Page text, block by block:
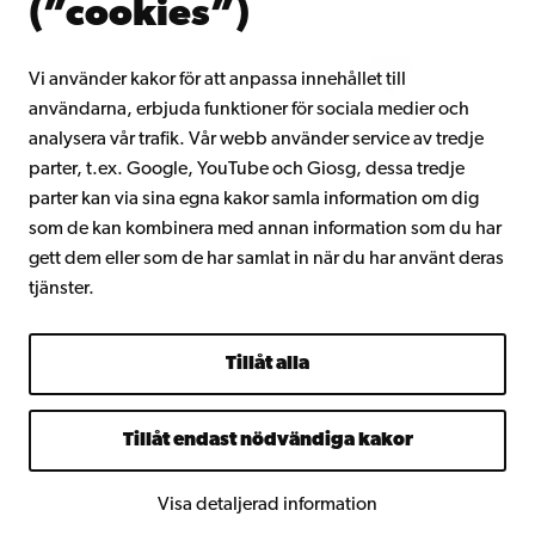
(”cookies”)
Vi använder kakor för att anpassa innehållet till
användarna, erbjuda funktioner för sociala medier och
analysera vår trafik. Vår webb använder service av tredje
parter, t.ex. Google, YouTube och Giosg, dessa tredje
parter kan via sina egna kakor samla information om dig
som de kan kombinera med annan information som du har
gett dem eller som de har samlat in när du har använt deras
tjänster.
Tillåt alla
Tillåt endast nödvändiga kakor
Visa detaljerad information
Intranätet
Facebook InstagramYouTube LinkedIn Blog Snapchat